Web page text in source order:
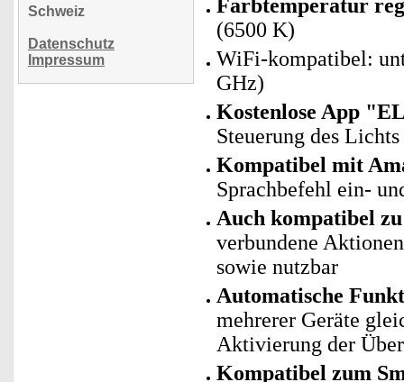
Schweiz
Datenschutz
Impressum
Farbtemperatur
(6500 K)
WiFi-kompatibel:
GHz)
Kostenlose App
Steuerung des Lichts
Kompatibel mit
Sprachbefehl ein-
Auch kompatibel
verbundene
sowie nutzbar
Automatische
mehrerer Geräte
Aktivierung der
Kompatibel zum